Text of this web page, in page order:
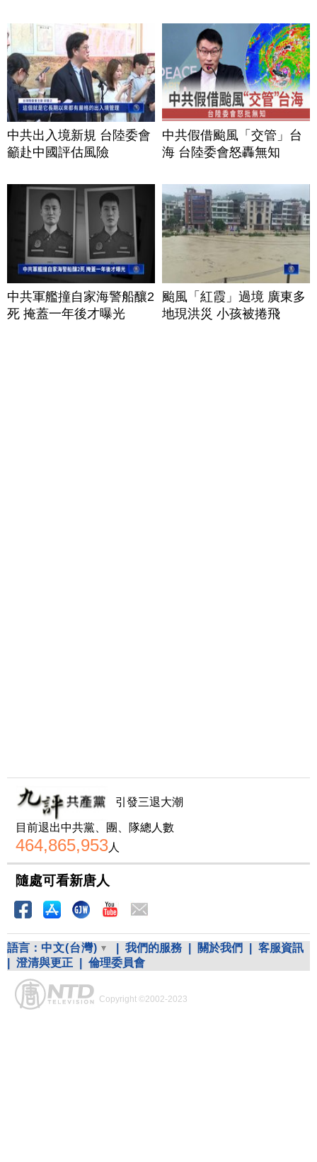
中共出入境新規 台陸委會
籲赴中國評估風險
中共假借颱風「交管」台
海 台陸委會怒轟無知
中共軍艦撞自家海警船釀2
死 掩蓋一年後才曝光
颱風「紅霞」過境 廣東多
地現洪災 小孩被捲飛
引發三退大潮
目前退出中共黨、團、隊總人數
464,865,953人
隨處可看新唐人
語言： 中文(台灣) 我們的服務 關於我們
客服資訊
澄清與更正 倫理委員會
Copyright ©2002-2023